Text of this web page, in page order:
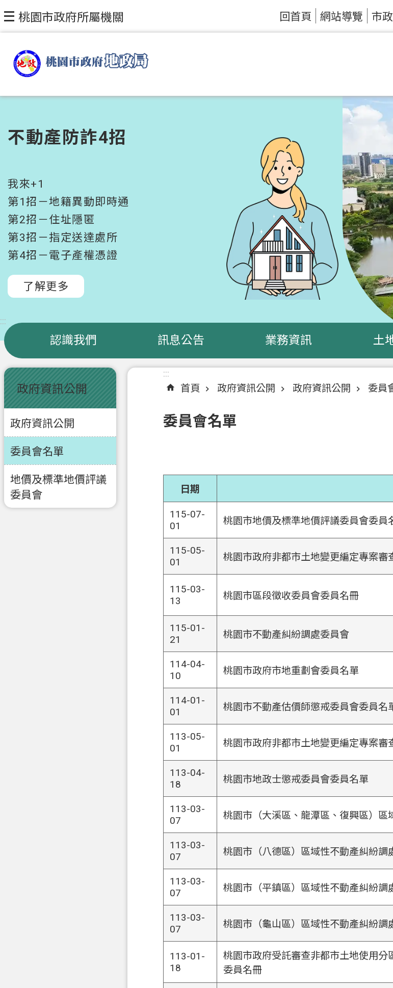
跳到主要內容區塊
桃園市政府所屬機關 回首頁 網站導覽 市
不動產防詐4招
我來+1
第1招－地籍異動即時通
第2招－住址隱匿
第3招－指定送達處所
第4招－電子產權憑證
了解更多
:::
認識我們 訊息公告 業務資訊 土
:::
政府資訊公開
政府資訊公開
委員會名單
地價及標準地價評議
委員會
:::
首頁
政府資訊公開 政府資訊公開 委員
委員會名單
日期
115-07-
01
桃園市地價及標準地價評議委員會委員
115-05-
01
桃園市政府非都市土地變更編定專案審
115-03-
13
桃園市區段徵收委員會委員名冊
115-01-
21
桃園市不動產糾紛調處委員會
114-04-
10
桃園市政府市地重劃會委員名單
114-01-
01
桃園市不動產估價師懲戒委員會委員名
113-05-
01
桃園市政府非都市土地變更編定專案審
113-04-
18
桃園市地政士懲戒委員會委員名單
113-03-
07
桃園市（大溪區、龍潭區、復興區）
113-03-
07
桃園市（八德區）區域性不動產糾紛調
113-03-
07
桃園市（平鎮區）區域性不動產糾紛調
113-03-
07
桃園市（龜山區）區域性不動產糾紛調
113-01-
18
桃園市政府受託審查非都市土地使用
委員名冊